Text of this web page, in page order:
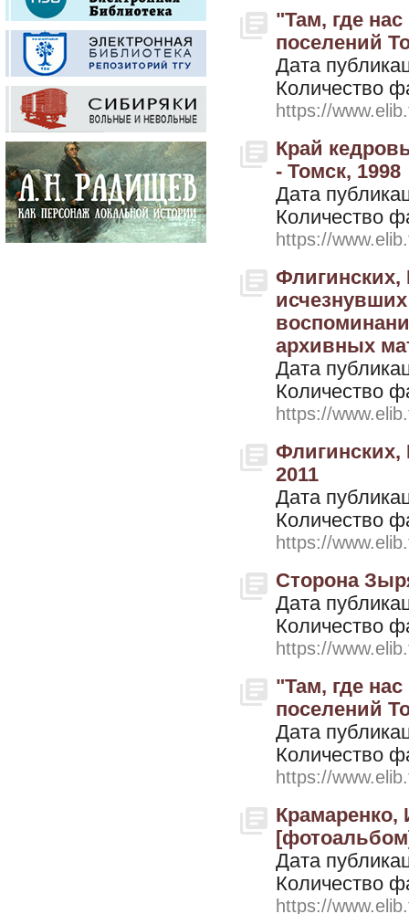
"Там, где
поселений
Дата
Количество
https://
Край
- Томск, 1998
Дата
Количество
https://
Флигинских,
архивных
Дата
Количество
https://
Флигинских,
2011
Дата
Количество
https://
Сторона
Дата
Количество
https://
"Там, где
поселений
Дата
Количество
https://
Крамаренко,
Дата
Количество
https://